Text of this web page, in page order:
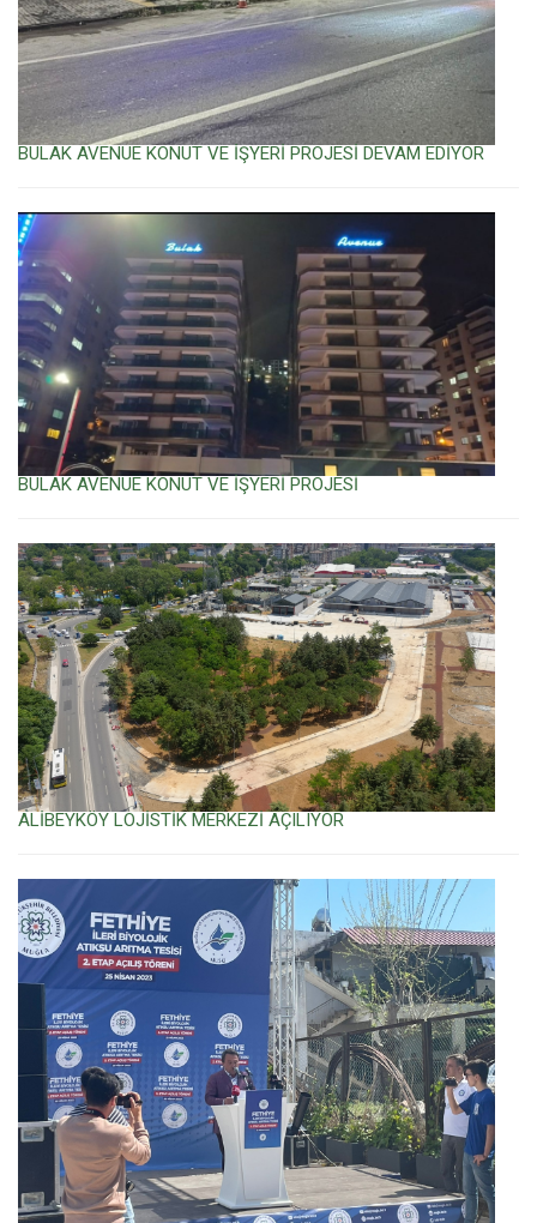
BULAK AVENUE KONUT VE İŞYERİ PROJESİ DEVAM EDİYOR
BULAK AVENUE KONUT VE İŞYERİ PROJESİ
ALİBEYKÖY LOJİSTİK MERKEZİ AÇILIYOR